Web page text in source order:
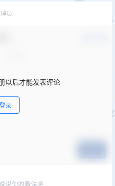
员
以后才能发表评论
登录
说你的看法吧